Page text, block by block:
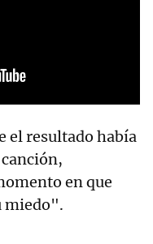
el resultado había
en que
miedo".